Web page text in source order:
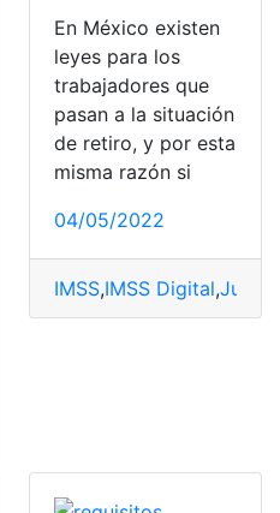
En México existen
leyes para los
trabajadores que
pasan a la situación
de retiro, y por esta
misma razón si
04/05/2022
IMSS,IMSS Digital,